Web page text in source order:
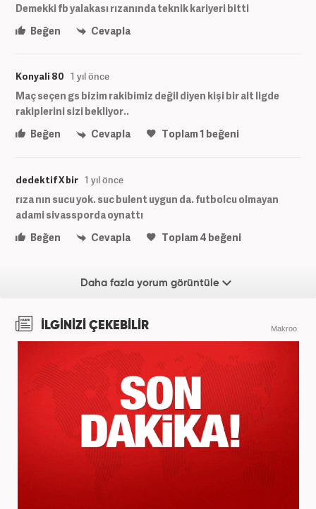
Demekki fb yalakası rızanında teknik kariyeri bitti
Beğen
Cevapla
Konyali 80 1 yıl önce
Maç seçen gs bizim rakibimiz değil diyen kişi bir alt ligde
rakiplerini sizi bekliyor..
Beğen
Cevapla Toplam1 beğeni
dedektif X bir 1 yıl önce
rıza nın sucu yok. suc bulent uygun da. futbolcu olmayan
adami sivassporda oynattı
Beğen
Cevapla Toplam4 beğeni
Daha fazla yorum görüntüle
İLGİNİZİ ÇEKEBİLİR Makroo